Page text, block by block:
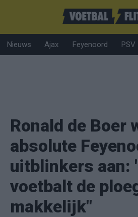
Nieuws Ajax Feyenoord PSV
Ronald de Boer
absolute
uitblinkers aan:
voetbalt de
makkelijk"